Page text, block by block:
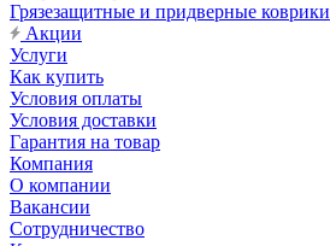
Грязезащитные и придверные коврики
Акции
Услуги
Как купить
Условия оплаты
Условия доставки
Гарантия на товар
Компания
О компании
Вакансии
Сотрудничество